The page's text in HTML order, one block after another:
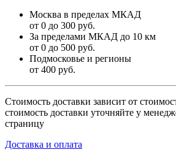
Москва в пределах МКАД
от 0 до 300 руб.
За пределами МКАД до 10 км
от 0 до 500 руб.
Подмосковье и регионы
от 400 руб.
Стоимость доставки зависит от
стоимость доставки уточняйте у
страницу
Доставка и оплата